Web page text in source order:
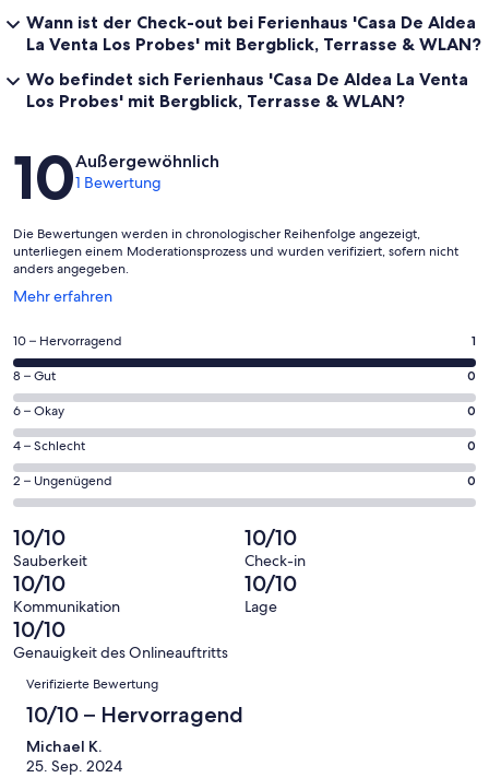
Wann ist der Check-out bei Ferienhaus 'Casa De Aldea
La Venta Los Probes' mit Bergblick, Terrasse & WLAN?
Wo befindet sich Ferienhaus 'Casa De Aldea La Venta
Los Probes' mit Bergblick, Terrasse & WLAN?
Bewertungen
10Außergewöhnlich
1 Bewertung
Die Bewertungen werden in chronologischer Reihenfolge angezeigt,
unterliegen einem Moderationsprozess und wurden verifiziert, sofern nicht
anders angegeben.
Mehr erfahren
Wird
einem
neuen
Fenster
geöffnet
1
von
insgesamt
1
Gästebewertungen
haben
eine
Bewertung
von
10
-
Hervorragend
10 – Hervorragend 1
0
von
insgesamt
1
Gästebewertungen
haben
Bewertung
von
8
-
Gut
8 – Gut 0
0
von
insgesamt
1
Gästebewertungen
haben
eine
Bewertung
von
6
-
Okay
6 – Okay 0
0
von
insgesamt
Gästebewertungen
haben
eine
Bewertung
von
4
Schlecht
4 – Schlecht 0
0
von
insgesamt
1
Gästebewertungen
haben
eine
Bewertung
Ungenügend
2 – Ungenügend 0
10/10
Sauberkeit
10/10
Check-in
10/10
Kommunikation
10/10
Lage
10/10
Genauigkeit des Onlineauftritts
Bewertungen
Verifizierte Bewertung
10/10 – Hervorragend
Michael K.
25. Sep. 2024